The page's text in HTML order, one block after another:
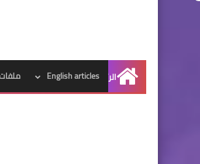
الرئيسيةEnglish articles